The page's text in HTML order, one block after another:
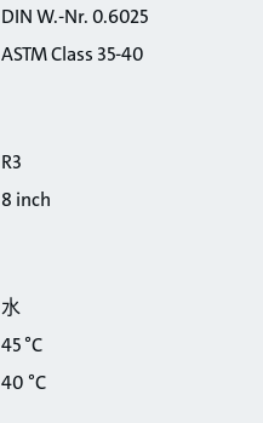
DIN W.-Nr. 0.6025
ASTM Class 35-40
R3
8 inch
水
45 °C
40 °C